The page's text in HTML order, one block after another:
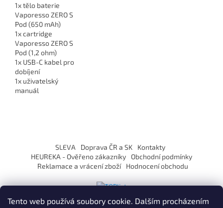
Tento web používá soubory cookie. Dalším procházením
1x tělo baterie
Vaporesso ZERO S
Pod (650 mAh)
1x cartridge
Vaporesso ZERO S
Pod (1,2 ohm)
1x USB-C kabel pro
dobíjení
1x uživatelský
manuál
í
SLEVA Doprava ČR a SK
Kontakty
HEUREKA - Ověřeno zákazníky
Obchodní podmínky
Reklamace a vrácení zboží
Hodnocení obchodu